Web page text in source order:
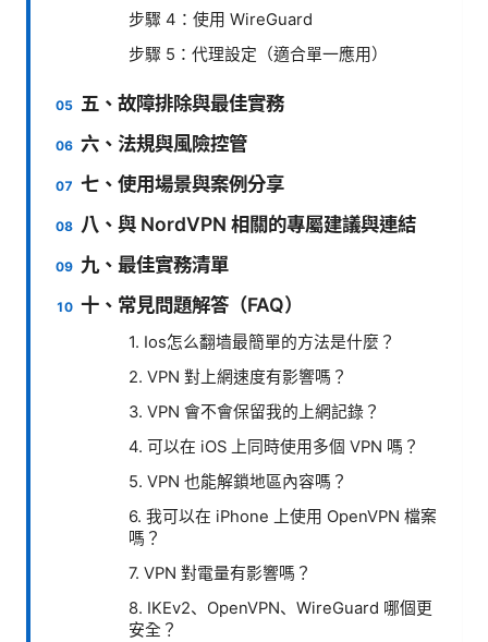
步驟 4：使用 WireGuard
步驟 5：代理設定（適合單一應用）
五、故障排除與最佳實務
六、法規與風險控管
七、使用場景與案例分享
八、與 NordVPN 相關的專屬建議與連結
九、最佳實務清單
十、常見問題解答（FAQ）
1. Ios怎么翻墙最簡單的方法是什麼？
2. VPN 對上網速度有影響嗎？
3. VPN 會不會保留我的上網記錄？
4. 可以在 iOS 上同時使用多個 VPN 嗎？
5. VPN 也能解鎖地區內容嗎？
6. 我可以在 iPhone 上使用 OpenVPN 檔案
嗎？
7. VPN 對電量有影響嗎？
8. IKEv2、OpenVPN、WireGuard 哪個更
安全？